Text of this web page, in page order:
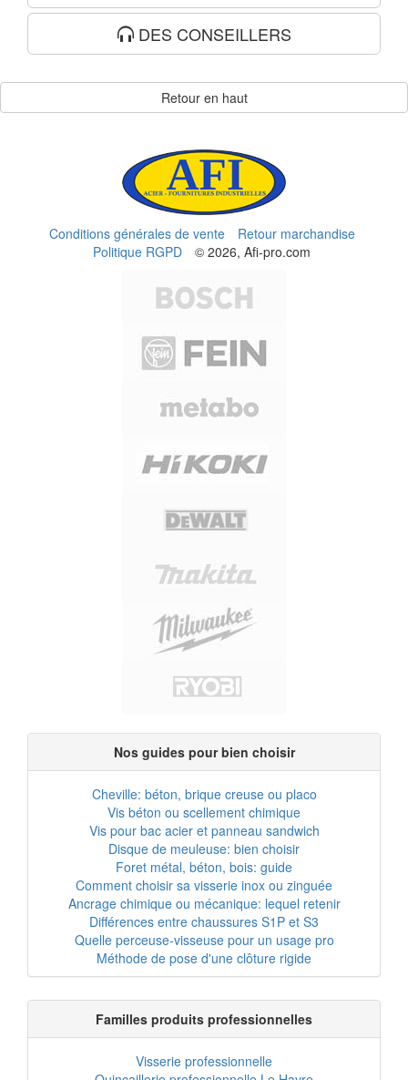
DES CONSEILLERS
Retour en haut
Conditions générales de vente
Retour marchandise
Politique RGPD
© 2026, Afi-pro.com
Nos guides pour bien choisir
Cheville: béton, brique creuse ou placo
Vis béton ou scellement chimique
Vis pour bac acier et panneau sandwich
Disque de meuleuse: bien choisir
Foret métal, béton, bois: guide
Comment choisir sa visserie inox ou zinguée
Ancrage chimique ou mécanique: lequel retenir
Différences entre chaussures S1P et S3
Quelle perceuse-visseuse pour un usage pro
Méthode de pose d'une clôture rigide
Familles produits professionnelles
Visserie professionnelle